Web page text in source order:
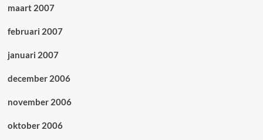
maart 2007
februari 2007
januari 2007
december 2006
november 2006
oktober 2006